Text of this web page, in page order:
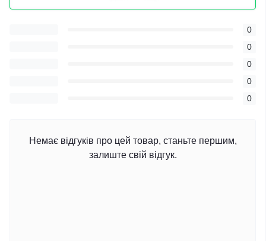
0
0
0
0
0
Немає відгуків про цей товар, станьте першим,
залиште свій відгук.